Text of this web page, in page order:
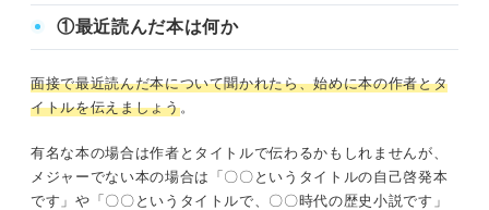
①最近読んだ本は何か
面接で最近読んだ本について聞かれたら、始めに本の作者とタ
イトルを伝えましょう。
有名な本の場合は作者とタイトルで伝わるかもしれませんが、
メジャーでない本の場合は「〇〇というタイトルの自己啓発本
です」や「〇〇というタイトルで、〇〇時代の歴史小説です」